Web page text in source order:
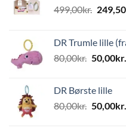
499,00kr. Den
var:
249,50
DR Trumle lille
80,00kr. Den
var:
80,00kr..
50,00kr.
DR Børste lille
80,00kr. Den
50,00kr.